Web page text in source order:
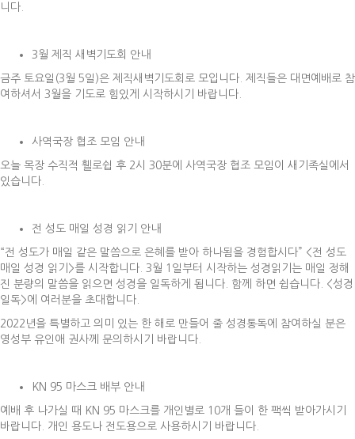
니다.
3월 제직 새벽기도회 안내
금주 토요일(3월 5일)은 제직새벽기도회로 모입니다. 제직들은 대면예배로 참
여하셔서 3월을 기도로 힘있게 시작하시기 바랍니다.
사역국장 협조 모임 안내
오늘 목장 수직적 휄로쉽 후 2시 30분에 사역국장 협조 모임이 새기족실에서
있습니다.
전 성도 매일 성경 읽기 안내
“전 성도가 매일 같은 말씀으로 은혜를 받아 하나됨을 경험합시다” <전 성도
매일 성경 읽기>를 시작합니다. 3월 1일부터 시작하는 성경읽기는 매일 정해
진 분량의 말씀을 읽으면 성경을 일독하게 됩니다. 함께 하면 쉽습니다. <성경
일독>에 여러분을 초대합니다.
2022년을 특별하고 의미 있는 한 해로 만들어 줄 성경통독에 참여하실 분은
영성부 유인애 권사께 문의하시기 바랍니다.
KN 95 마스크 배부 안내
예배 후 나가실 때 KN 95 마스크를 개인별로 10개 들이 한 팩씩 받아가시기
바랍니다. 개인 용도나 전도용으로 사용하시기 바랍니다.